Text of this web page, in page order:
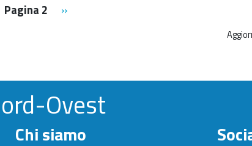
precedente
Pagina 2 Pagina successiva
››
Ovest
Chi siamo